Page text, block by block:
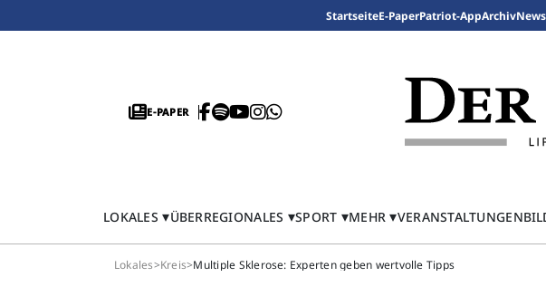
StartseiteE-PaperPatriot-AppArchiv
E-PAPER
LOKALES ÜBERREGIONALES SPORT MEHR VERANSTALTUNGEN
Lokales>Kreis>Multiple Sklerose: Experten geben wertvolle Tipps